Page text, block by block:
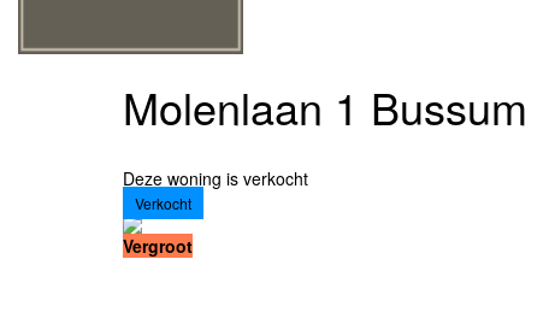
Molenlaan 1 Bussum
Deze woning is verkocht
Verkocht
Vergroot